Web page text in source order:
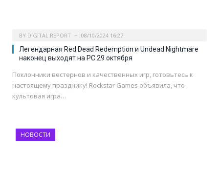
BY DIGITAL REPORT 08/10/2024 16:27
Легендарная Red Dead Redemption и Undead Nightmare
наконец выходят на PC 29 октября
Поклонники вестернов и качественных игр, готовьтесь к
настоящему празднику! Rockstar Games объявила, что
культовая игра…
НОВОСТИ